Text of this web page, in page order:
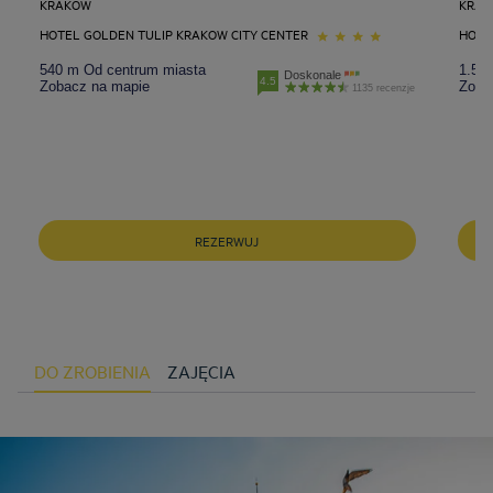
KRAKOW
HOTEL GOLDEN TULIP KRAKOW CITY CENTER
540 m Od centrum miasta
Zobacz na mapie
4.5 Doskonale
1135 recenzje
REZERWUJ
1.5
DO ZROBIENIA ZAJĘCIA